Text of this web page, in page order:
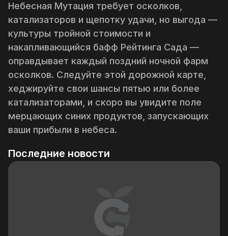
Небесная Мутация требует осколков,
катализаторов и щепотку удачи, но выгода —
культуры тройной стоимости и
накапливающийся бафф Рейтинга Сада —
оправдывает каждый поздний ночной фарм
осколков. Следуйте этой дорожной карте,
хеджируйте свои шансы пятью или более
катализаторами, и скоро вы увидите поле
мерцающих синих продуктов, запускающих
ваши прибыли в небеса.
Последние новости